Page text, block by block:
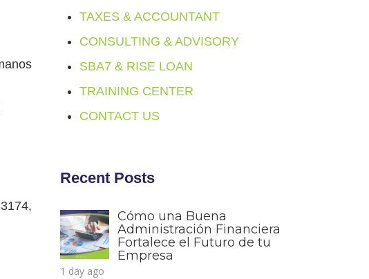
TAXES & ACCOUNTANT
CONSULTING & ADVISORY
SBA7 & RISE LOAN
TRAINING CENTER
CONTACT US
Recent Posts
Cómo una Buena
Administración Financiera
Fortalece el Futuro de tu
Empresa
1 day ago